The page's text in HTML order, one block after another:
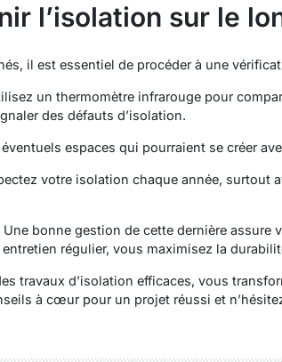
l’isolation sur le
il est essentiel de procéder à une
un thermomètre infrarouge pour
des défauts d’isolation.
espaces qui pourraient se créer
votre isolation chaque année, surtout
bonne gestion de cette dernière assure
régulier, vous maximisez la
travaux d’isolation efficaces, vous
à cœur pour un projet réussi et